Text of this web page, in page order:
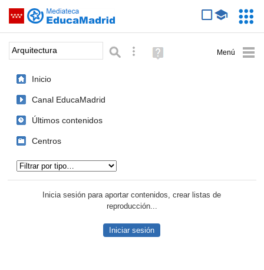
Saltar navegación
Palabra o frase: Búsqueda avanzada
Ayuda
(en
Inicio
Canal EducaMadrid
Últimos contenidos
Centros
Inicia sesión para aportar contenidos, crear listas de
reproducción...
Iniciar sesión